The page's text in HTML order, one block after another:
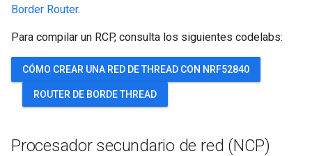
Border Router.
Para compilar un RCP, consulta los siguientes codelabs:
CÓMO CREAR UNA RED DE THREAD CON NRF52840
ROUTER DE BORDE THREAD
Procesador secundario de red (NCP)